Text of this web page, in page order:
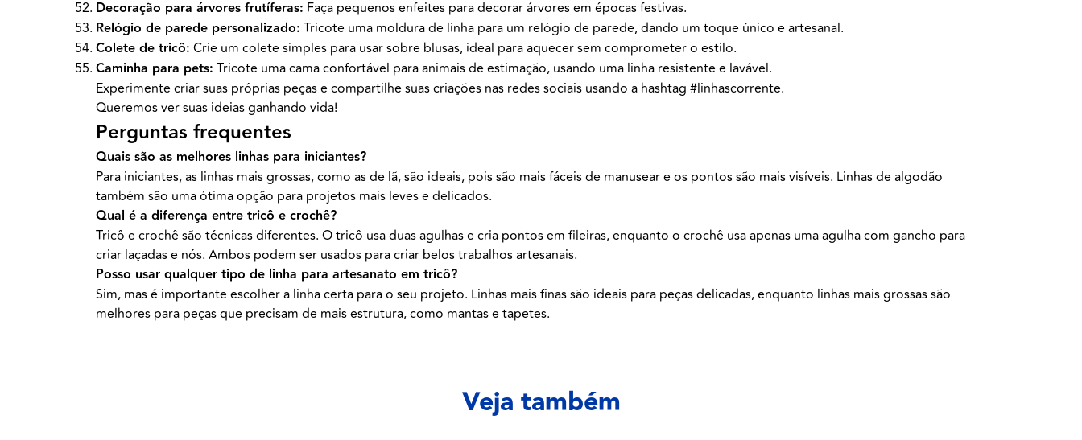
Decoração para árvores frutíferas: Faça pequenos enfeites para decorar árvores em épocas festivas.
Relógio de parede personalizado: Tricote uma moldura de linha para um relógio de parede, dando um toque único e artesanal.
Colete de tricô: Crie um colete simples para usar sobre blusas, ideal para aquecer sem comprometer o estilo.
Caminha para pets: Tricote uma cama confortável para animais de estimação, usando uma linha resistente e lavável.
Experimente criar suas próprias peças e compartilhe suas criações nas redes sociais usando a hashtag #linhascorrente.
Queremos ver suas ideias ganhando vida!
Perguntas frequentes
Quais são as melhores linhas para iniciantes?
Para iniciantes, as linhas mais grossas, como as de lã, são ideais, pois são mais fáceis de manusear e os pontos são mais visíveis. Linhas de algodão
também são uma ótima opção para projetos mais leves e delicados.
Qual é a diferença entre tricô e crochê?
Tricô e crochê são técnicas diferentes. O tricô usa duas agulhas e cria pontos em fileiras, enquanto o crochê usa apenas uma agulha com gancho para
criar laçadas e nós. Ambos podem ser usados para criar belos trabalhos artesanais.
Posso usar qualquer tipo de linha para artesanato em tricô?
Sim, mas é importante escolher a linha certa para o seu projeto. Linhas mais finas são ideais para peças delicadas, enquanto linhas mais grossas são
melhores para peças que precisam de mais estrutura, como mantas e tapetes.
Veja também